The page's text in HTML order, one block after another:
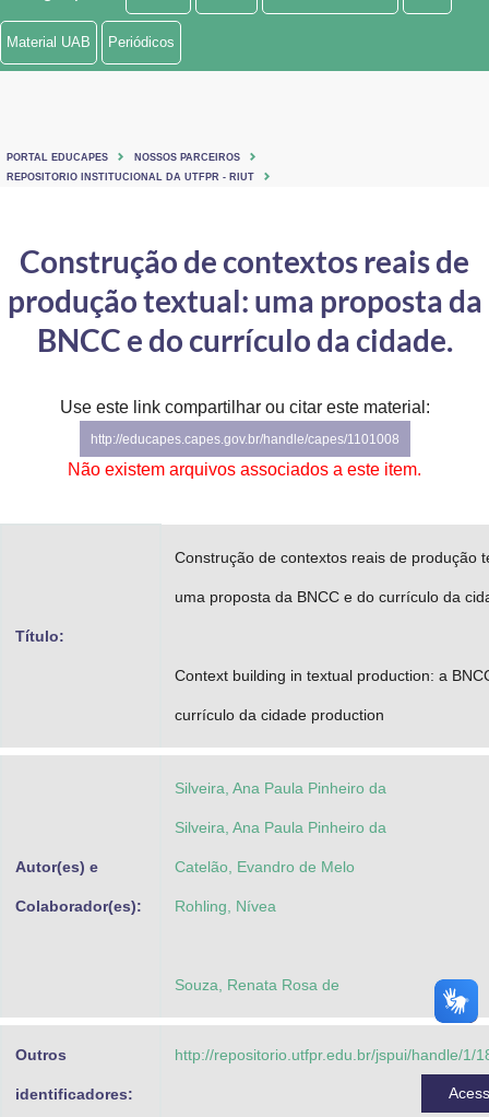
Ministério de Minas e Energia
Ministério do Turismo
Controladoria-Geral da União
Ministério da Mulher, da Família e dos Direitos Humanos
Secretaria de Governo
Gabinete de Segurança Institucional
Material UAB Periódicos
PORTAL EDUCAPES
NOSSOS PARCEIROS
REPOSITORIO INSTITUCIONAL DA UTFPR - RIUT
Construção de contextos reais de
produção textual: uma proposta da
BNCC e do currículo da cidade.
Use este link compartilhar ou citar este material:
http://educapes.capes.gov.br/handle/capes/1101008
Não existem arquivos associados a este item.
Título:
Construção de contextos reais de produção
uma proposta da BNCC e do currículo da
Context building in textual production: a
currículo da cidade production
Autor(es) e
Colaborador(es):
Silveira, Ana Paula Pinheiro da
Silveira, Ana Paula Pinheiro da
Catelão, Evandro de Melo
Rohling, Nívea
Souza, Renata Rosa de
Outros
identificadores:
http://repositorio.utfpr.edu.br/jspui/handle/1/